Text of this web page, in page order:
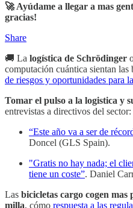
🚀 Ayúdame a llegar a mas
gracias!
Share
🚚 La logística de Schrödinger
computación cuántica sientan las
de riesgos y oportunidades para
Tomar el pulso a la logistica y
entrevistas a directivos del sector:
“Este año va a ser de
Doncel (GLS Spain).
"Gratis no hay nada; el
tiene un coste”. Daniel
Las bicicletas cargo cogen mas
milla, cómo respuesta a las